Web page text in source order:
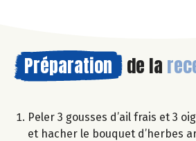
Préparation de la
Peler 3 gousses d’ail frais et 3
et hacher le bouquet d’herbes